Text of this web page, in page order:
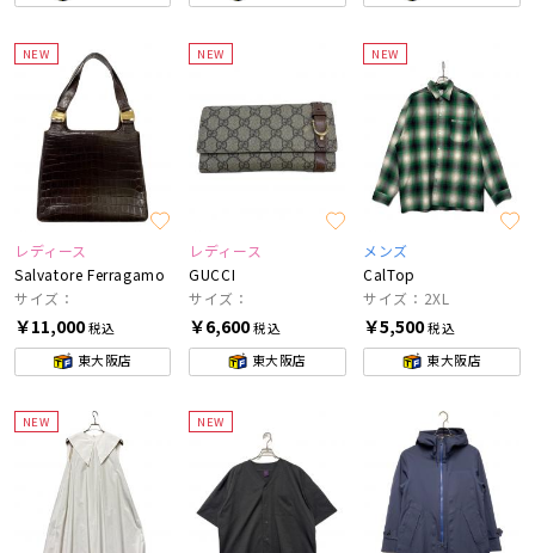
NEW
レディース
Salvatore Ferragamo
サイズ：
￥11,000税込
東大阪店
NEW
レディース
GUCCI
サイズ：
￥6,600税込
東大阪店
NEW
メンズ
CalTop
サイズ：2XL
￥5,500税込
東大阪店
NEW NEW